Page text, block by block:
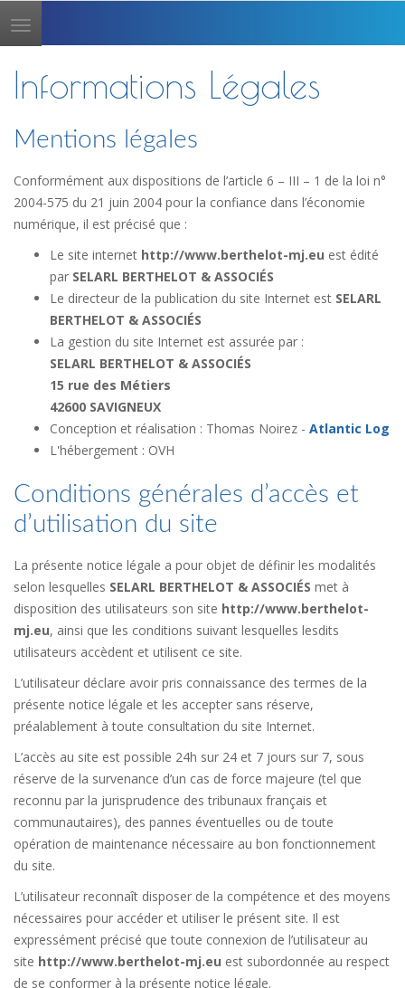
Toggle
navigation
Informations Légales
Mentions légales
Conformément aux dispositions de l’article 6 – III – 1 de la loi n°
2004-575 du 21 juin 2004 pour la confiance dans l’économie
numérique, il est précisé que :
Le site internet http://www.berthelot-mj.eu est édité
par SELARL BERTHELOT & ASSOCIÉS
Le directeur de la publication du site Internet est SELARL
BERTHELOT & ASSOCIÉS
La gestion du site Internet est assurée par :
SELARL BERTHELOT & ASSOCIÉS
15 rue des Métiers
42600 SAVIGNEUX
Conception et réalisation : Thomas Noirez - Atlantic Log
L'hébergement : OVH
Conditions générales d’accès et
d’utilisation du site
La présente notice légale a pour objet de définir les modalités
selon lesquelles SELARL BERTHELOT & ASSOCIÉS met à
disposition des utilisateurs son site http://www.berthelot-
mj.eu, ainsi que les conditions suivant lesquelles lesdits
utilisateurs accèdent et utilisent ce site.
L’utilisateur déclare avoir pris connaissance des termes de la
présente notice légale et les accepter sans réserve,
préalablement à toute consultation du site Internet.
L’accès au site est possible 24h sur 24 et 7 jours sur 7, sous
réserve de la survenance d’un cas de force majeure (tel que
reconnu par la jurisprudence des tribunaux français et
communautaires), des pannes éventuelles ou de toute
opération de maintenance nécessaire au bon fonctionnement
du site.
L’utilisateur reconnaît disposer de la compétence et des moyens
nécessaires pour accéder et utiliser le présent site. Il est
expressément précisé que toute connexion de l’utilisateur au
site http://www.berthelot-mj.eu est subordonnée au respect
de se conformer à la présente notice légale.